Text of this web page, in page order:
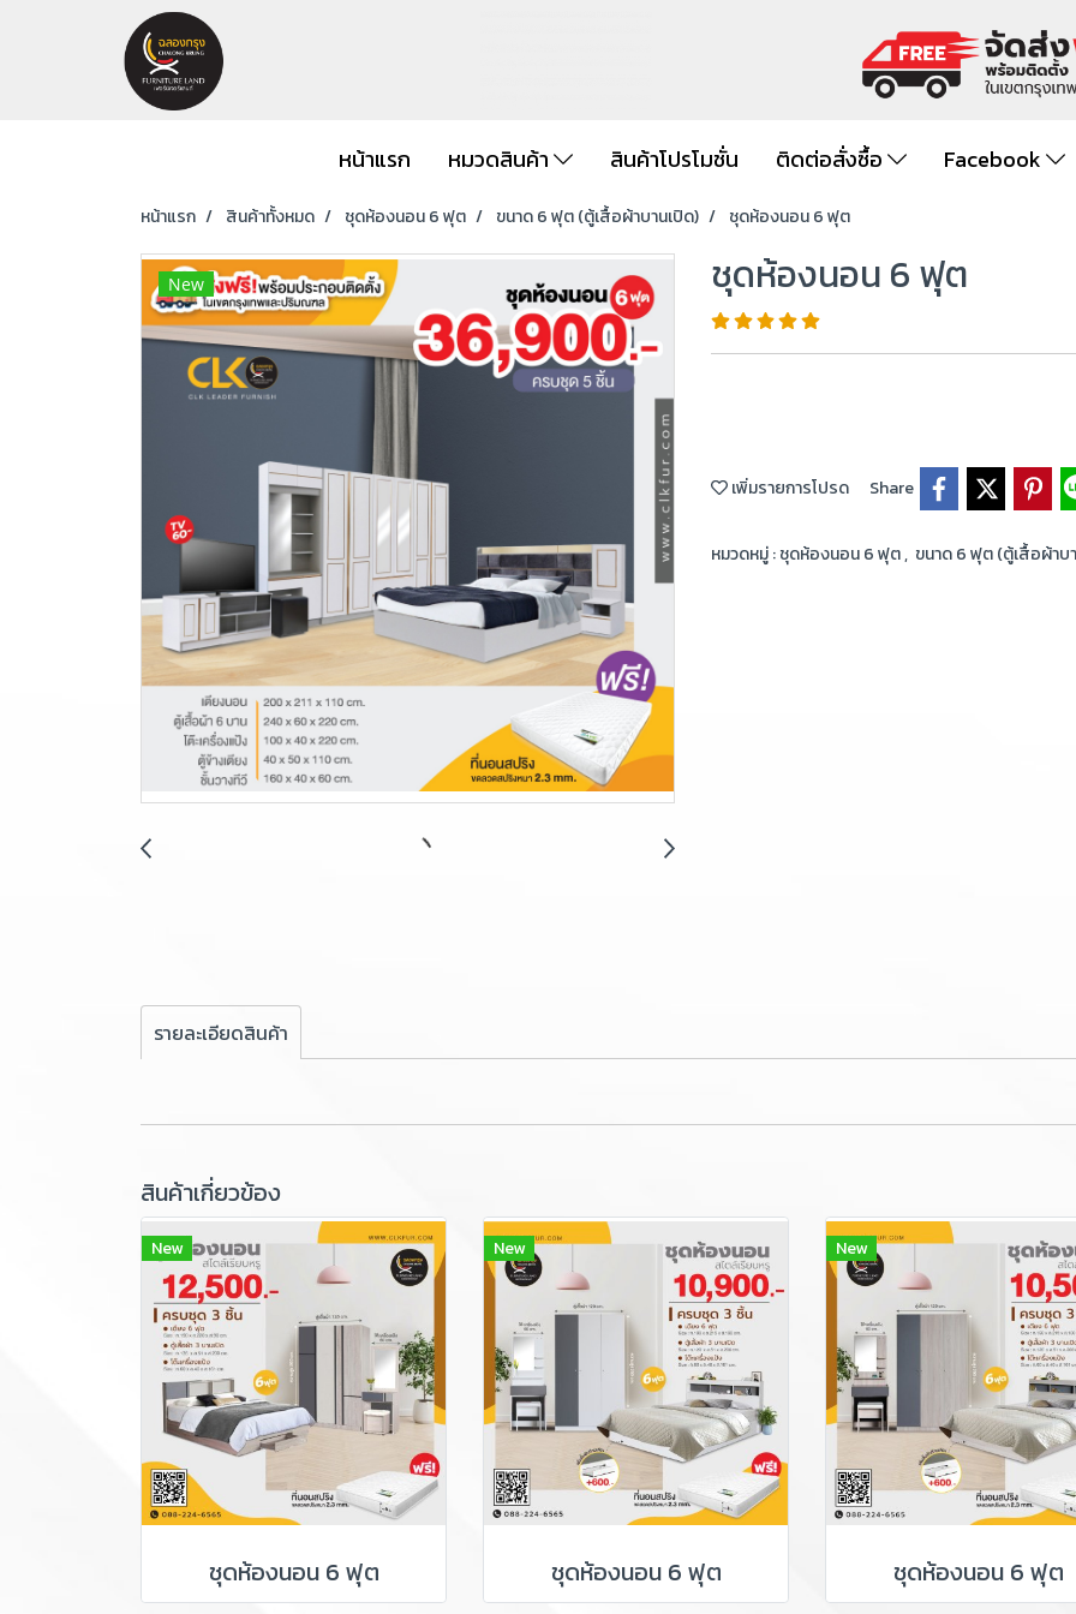
หน้าแรก หมวดสินค้า สินค้าโปรโมชั่น ติดต่อสั่งซื้อ Facebook
หน้าแรก สินค้าทั้งหมด ชุดห้องนอน 6 ฟุต ขนาด 6 ฟุต (ตู้เสื้อผ้าบานเปิด) ชุดห้องนอน 6 ฟุต
New ชุดห้องนอน 6 ฟุต
เพิ่มรายการโปรด Share
หมวดหมู่ :ชุดห้องนอน 6 ฟุต, ขนาด 6 ฟุต (ตู้เสื้อผ้าบ
รายละเอียดสินค้า
สินค้าเกี่ยวข้อง
New
ชุดห้องนอน 6 ฟุต
New
ชุดห้องนอน 6 ฟุต
New
ชุดห้องนอน 6 ฟุต